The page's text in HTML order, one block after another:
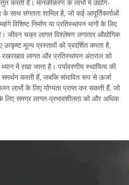
करती हैं। मानकीकरण के लाभों में उद्योग-
साथ संगतता शामिल है, जो कई आपूर्तिकर्ताओं
निर्माण या प्रतिस्थापन भागों के लिए
जीवन चक्र लागत विश्लेषण लगातार औद्योगिक
मूल्य प्रस्तावों को प्रदर्शित करता है,
लागत और प्रतिस्थापन अंतराल को
में रखा जाता है। पर्यावरणीय स्थायित्व की
समर्थन करती हैं, जबकि संभावित रूप से ऊर्जा
लाभों के लिए योग्यता प्राप्त कर सकती हैं, जो
लिए समग्र लागत-प्रभावशीलता को और अधिक